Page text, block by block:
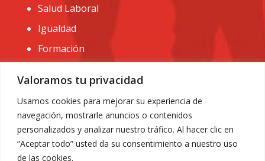
Valoramos tu privacidad
Usamos cookies para mejorar su experiencia de
navegación, mostrarle anuncios o contenidos
personalizados y analizar nuestro tráfico. Al hacer clic en
“Aceptar todo” usted da su consentimiento a nuestro uso
de las cookies.
Salud Laboral
Igualdad
Formación
CONTACTO:
administracion@usomurcia.org
968 25 01 20
C/ Huerto de las bombas nº6. 30009 Murcia